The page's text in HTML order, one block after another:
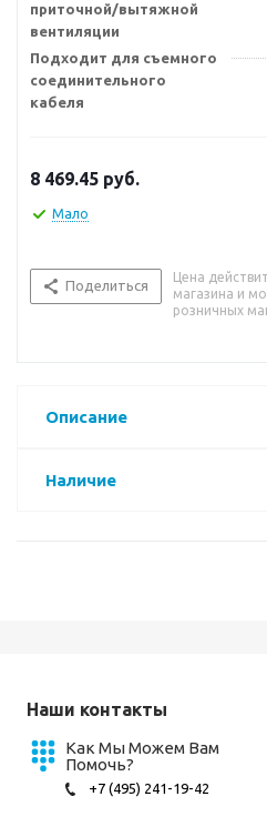
приточной/вытяжной
вентиляции
Подходит для съемного
соединительного
кабеля
8 469.45 руб.
Мало
Поделиться
Цена
магазина и
розничных
Описание
Наличие
Наши контакты
Как Мы Можем Вам
Помочь?
+7 (495) 241-19-42